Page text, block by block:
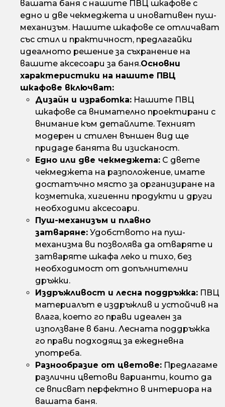
вашата баня с нашите ПВЦ шкафове с
едно и две чекмеджета и иновативен пуш-
механизъм. Нашите шкафове се отличават
със стил и практичност, предлагайки
идеалното решение за съхранение на
вашите аксесоари за баня.Основни
характеристики на нашите ПВЦ
шкафове включват:
Дизайн и изработка: Нашите ПВЦ
шкафове са внимателно проектирани с
внимание към детайлите. Техният
модерен и стилен външен вид ще
придаде банята ви изисканост.
Едно или две чекмеджета: С двете
чекмеджета на разположение, имате
достатъчно място за организиране на
козметика, хигиенни продукти и други
необходими аксесоари.
Пуш-механизъм и плавно
затваряне: Удобството на пуш-
механизма ви позволява да отваряте и
затваряте шкафа леко и тихо, без
необходимост от допълнителни
дръжки.
Издръжливост и лесна поддръжка: ПВЦ
материалът е издръжлив и устойчив на
влага, което го прави идеален за
използване в бани. Лесната поддръжка
го прави подходящ за ежедневна
употреба.
Разнообразие от цветове: Предлагаме
различни цветови варианти, които да
се вписват перфектно в интериора на
вашата баня.